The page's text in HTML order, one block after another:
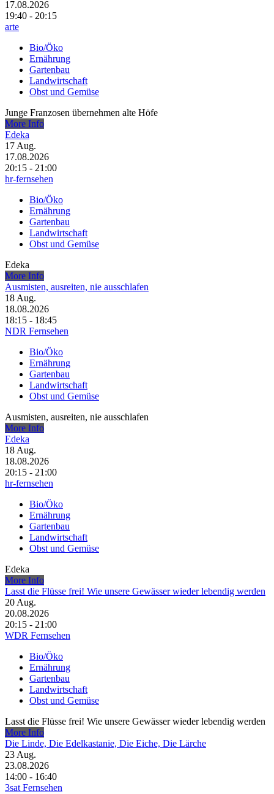
17.08.2026
19:40 - 20:15
arte
Bio/Öko
Ernährung
Gartenbau
Landwirtschaft
Obst und Gemüse
Junge Franzosen übernehmen alte Höfe
More Info
Edeka
17 Aug.
17.08.2026
20:15 - 21:00
hr-fernsehen
Bio/Öko
Ernährung
Gartenbau
Landwirtschaft
Obst und Gemüse
Edeka
More Info
Ausmisten, ausreiten, nie ausschlafen
18 Aug.
18.08.2026
18:15 - 18:45
NDR Fernsehen
Bio/Öko
Ernährung
Gartenbau
Landwirtschaft
Obst und Gemüse
Ausmisten, ausreiten, nie ausschlafen
More Info
Edeka
18 Aug.
18.08.2026
20:15 - 21:00
hr-fernsehen
Bio/Öko
Ernährung
Gartenbau
Landwirtschaft
Obst und Gemüse
Edeka
More Info
Lasst die Flüsse frei! Wie unsere Gewässer wieder lebendig werden
20 Aug.
20.08.2026
20:15 - 21:00
WDR Fernsehen
Bio/Öko
Ernährung
Gartenbau
Landwirtschaft
Obst und Gemüse
Lasst die Flüsse frei! Wie unsere Gewässer wieder lebendig werden
More Info
Die Linde, Die Edelkastanie, Die Eiche, Die Lärche
23 Aug.
23.08.2026
14:00 - 16:40
3sat Fernsehen